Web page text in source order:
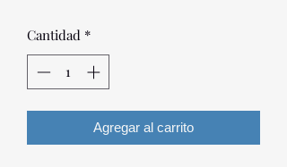
Cantidad *
Agregar al carrito